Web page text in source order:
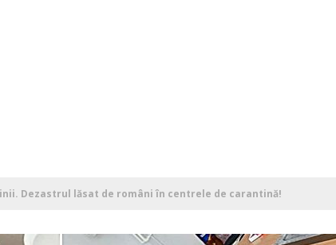
Dezastrul lăsat de români în centrele de carantină!